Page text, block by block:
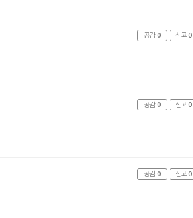
공감 0 신고 0
공감 0 신고 0
공감 0 신고 0